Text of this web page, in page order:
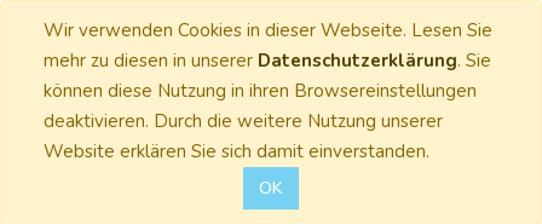
Wir verwenden Cookies in dieser Webseite. Lesen Sie
mehr zu diesen in unserer Datenschutzerklärung. Sie
können diese Nutzung in ihren Browsereinstellungen
deaktivieren. Durch die weitere Nutzung unserer
Website erklären Sie sich damit einverstanden.
OK